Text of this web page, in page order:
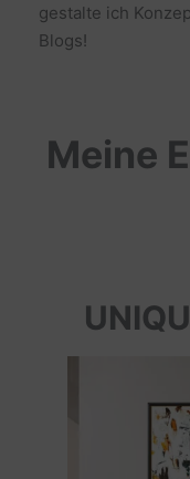
gestalte ich
Blogs!
Meine